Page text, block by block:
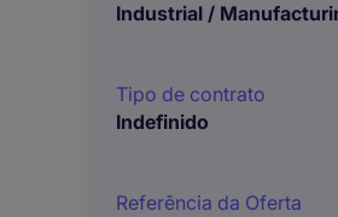
Industrial /
Tipo de contrato
Indefinido
Referência da Oferta